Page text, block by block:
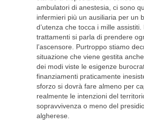
ambulatori di anestesia, ci sono
infermieri più un ausiliaria per un
d’utenza che tocca i mille
trattamenti si parla di prendere
l’ascensore. Purtroppo stiamo
situazione che viene gestita
dei modi viste le esigenze
finanziamenti praticamente
sforzo si dovrà fare almeno per
realmente le intenzioni del
sopravvivenza o meno del
algherese.